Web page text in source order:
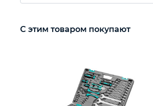
С этим товаром покупают